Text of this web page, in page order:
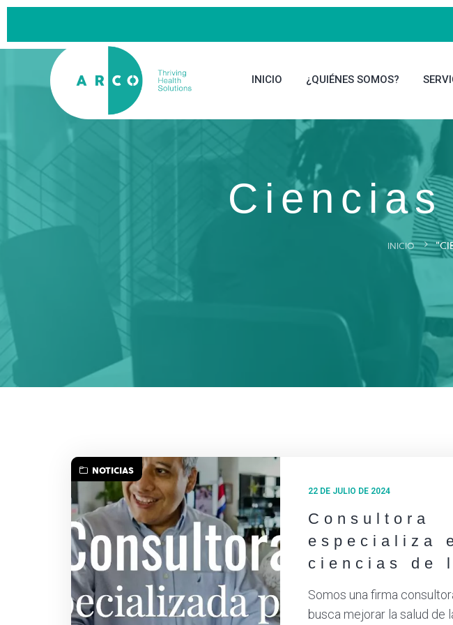
INICIO ¿QUIÉNES SOMOS?
INICIO
NOTICIAS
22 DE JULIO DE 2024
Consultora
especializa
ciencias de
Somos una firma
busca mejorar la salud de